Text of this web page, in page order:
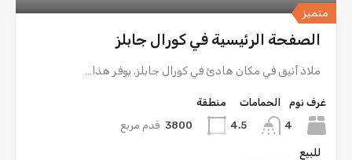
متميز
الصفحة الرئيسية في كورال جابلز
ملاذ أنيق في مكان هادئ في كورال جابلز. يوفر هذا…
غرف نوم
4
الحمامات
4.5
منطقة
3800 قدم مربع
للبيع